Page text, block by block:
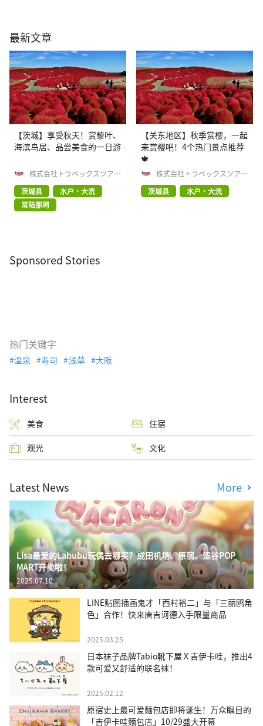
最新文章
【茨城】享受秋天！赏藜叶、
海滨鸟居、品尝美食的一日游
株式会社トラベックスツアー
ズ
茨城县
水户・大洗
常陆那珂
【关东地区】秋季赏樱，一起
来赏樱吧！4个热门景点推荐
🍁
株式会社トラベックスツアー
ズ
茨城县
水户・大洗
Sponsored Stories
热门关键字
温泉 寿司 浅草 大阪
Interest
美食 住宿
观光 文化
Latest News More
Lisa最爱的Labubu玩偶去哪买？成田机场、原宿、涩谷POP
MART开卖啦！
2025.07.10
LINE贴图插画鬼才「西村裕二」与「三丽鸥角
色」合作！快来唐吉诃德入手限量商品
2025.03.25
日本袜子品牌Tabio靴下屋Ｘ吉伊卡哇，推出4
款可爱又舒适的联名袜！
2025.02.12
原宿史上最可爱麵包店即将诞生！万众瞩目的
「吉伊卡哇麵包店」10/29盛大开幕